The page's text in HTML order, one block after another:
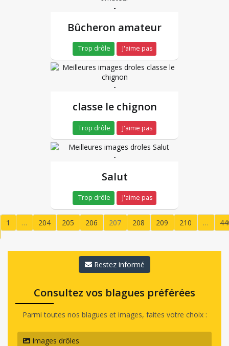
-
Bûcheron amateur
Trop drôle J'aime pas
-
classe le chignon
Trop drôle J'aime pas
-
Salut
Trop drôle J'aime pas
1 … 204 205 206
207
208 209 210 …
Restez informé
Consultez vos blagues préférées
Parmi toutes nos blagues et images, faites votre choix :
Images drôles